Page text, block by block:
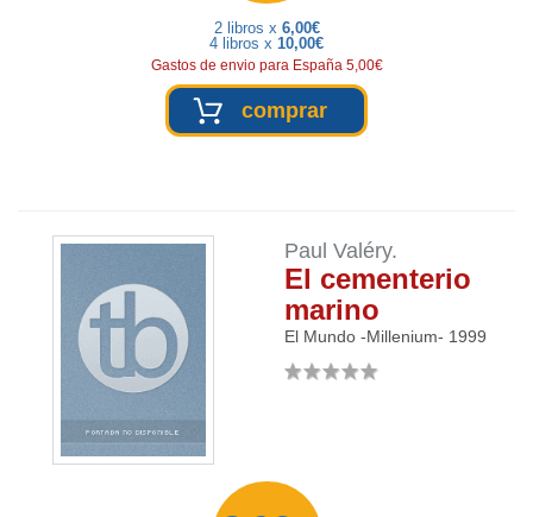
2 libros x 6,00€
4 libros x 10,00€
Gastos de envio para España 5,00€
comprar
Paul Valéry.
El cementerio
marino
El Mundo -Millenium- 1999